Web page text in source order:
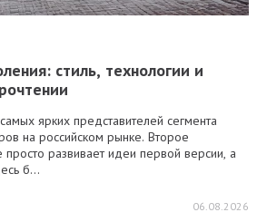
стиль, технологии и
ярких представителей сегмента
на российском рынке. Второе
развивает идеи первой версии, а
б...
06.08.2026